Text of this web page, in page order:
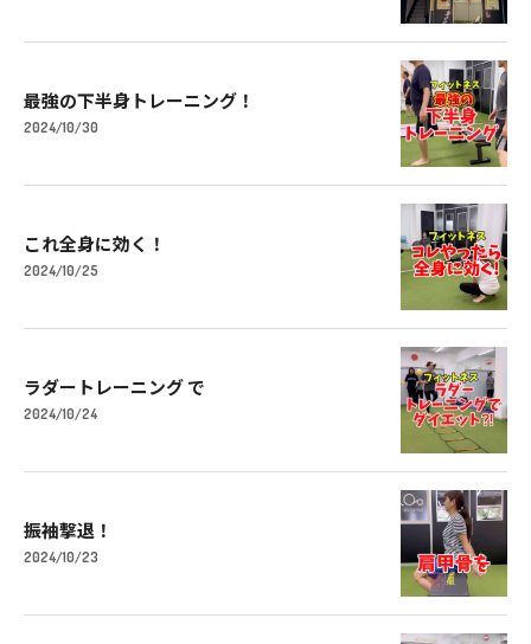
最強の下半身トレーニング！
2024/10/30
これ全身に効く！
2024/10/25
ラダートレーニング で
2024/10/24
振袖撃退！
2024/10/23